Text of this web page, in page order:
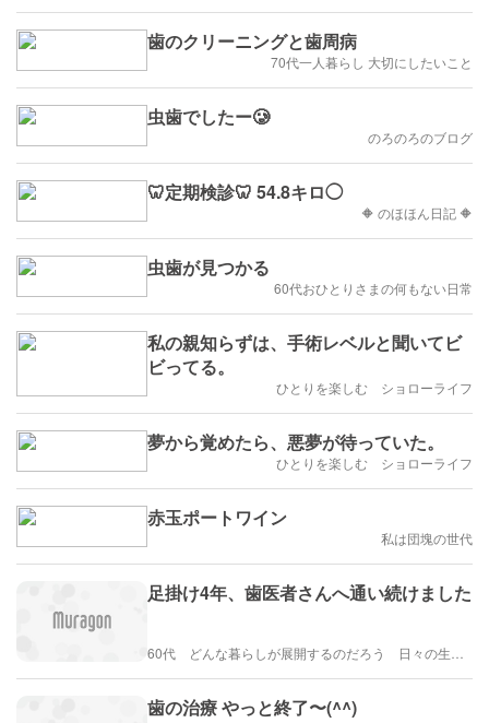
歯のクリーニングと歯周病
70代一人暮らし 大切にしたいこと
虫歯でしたー🥲
のろのろのブログ
🦷定期検診🦷 54.8キロ◯
🔶 のほほん日記 🔶
虫歯が見つかる
60代おひとりさまの何もない日常
私の親知らずは、手術レベルと聞いてビ
ビってる。
ひとりを楽しむ ショローライフ
夢から覚めたら、悪夢が待っていた。
ひとりを楽しむ ショローライフ
赤玉ポートワイン
私は団塊の世代
足掛け4年、歯医者さんへ通い続けました
歯の治療 やっと終了〜(^^)